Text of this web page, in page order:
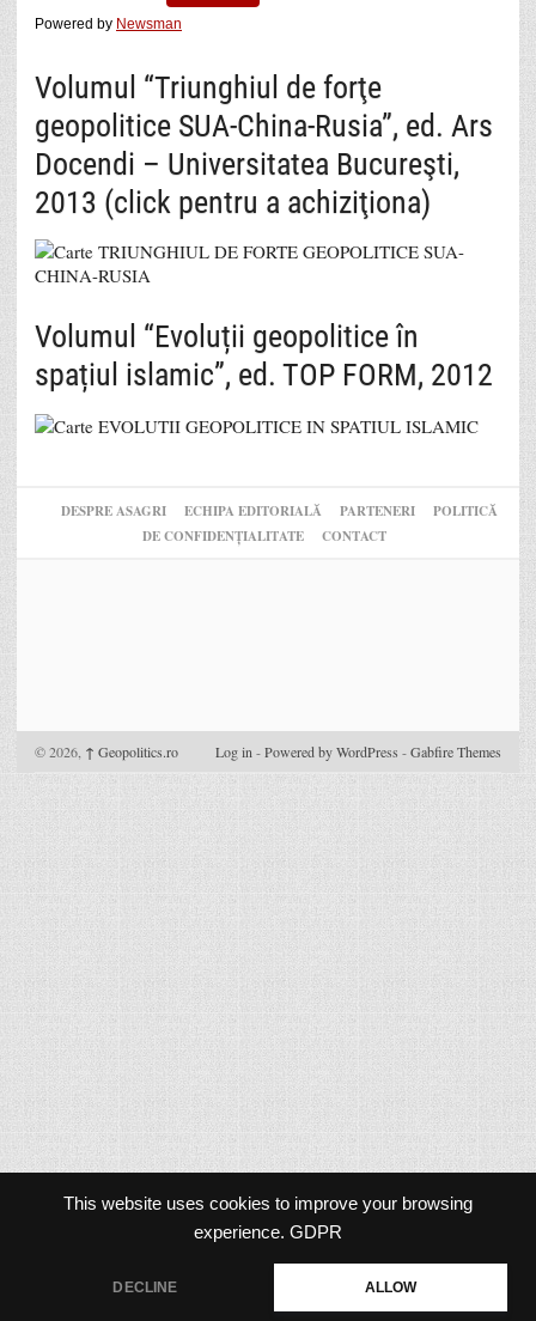
This website uses cookies to improve your browsing
experience. GDPR
DECLINE ALLOW
Powered by Newsman
Volumul “Triunghiul de forţe
geopolitice SUA-China-Rusia”, ed. Ars
Docendi – Universitatea Bucureşti,
2013 (click pentru a achiziţiona)
Volumul “Evoluții geopolitice în
spațiul islamic”, ed. TOP FORM, 2012
DESPRE ASAGRI ECHIPA EDITORIALĂ PARTENERI
POLITICĂ
DE CONFIDENȚIALITATE
CONTACT
© 2026, ↑ Geopolitics.ro Log in-Powered by WordPress -Gabfire Themes